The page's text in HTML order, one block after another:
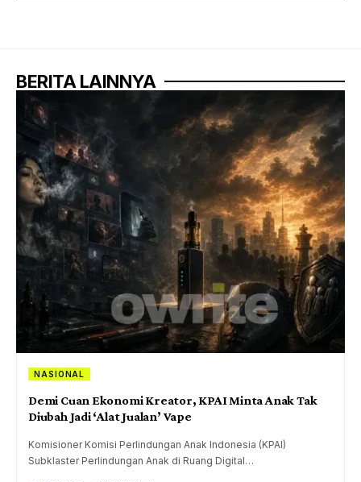
BERITA LAINNYA
NASIONAL
Demi Cuan Ekonomi Kreator, KPAI Minta Anak Tak
Diubah Jadi ‘Alat Jualan’ Vape
Komisioner Komisi Perlindungan Anak Indonesia (KPAI)
Subklaster Perlindungan Anak di Ruang Digital…